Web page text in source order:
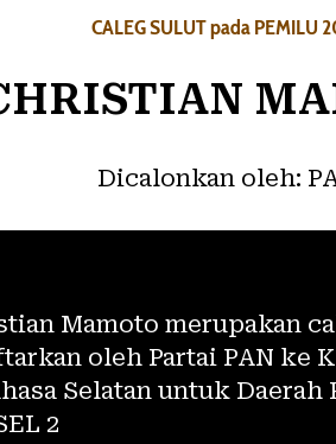
CALEG SULUT pada PEMILU
Dicalonkan oleh:
Mamoto merupakan
oleh Partai PAN ke
Selatan untuk Daerah
2